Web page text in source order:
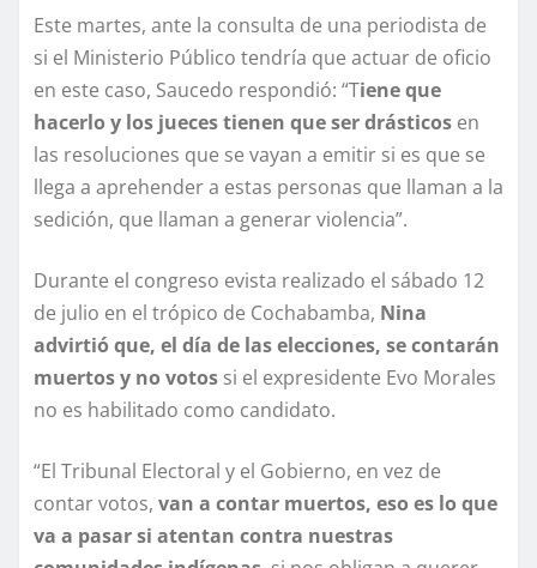
Este martes, ante la consulta de una periodista de
si el Ministerio Público tendría que actuar de oficio
en este caso, Saucedo respondió: “Tiene que
hacerlo y los jueces tienen que ser drásticos en
las resoluciones que se vayan a emitir si es que se
llega a aprehender a estas personas que llaman a la
sedición, que llaman a generar violencia”.
Durante el congreso evista realizado el sábado 12
de julio en el trópico de Cochabamba, Nina
advirtió que, el día de las elecciones, se contarán
muertos y no votos si el expresidente Evo Morales
no es habilitado como candidato.
“El Tribunal Electoral y el Gobierno, en vez de
contar votos, van a contar muertos, eso es lo que
va a pasar si atentan contra nuestras